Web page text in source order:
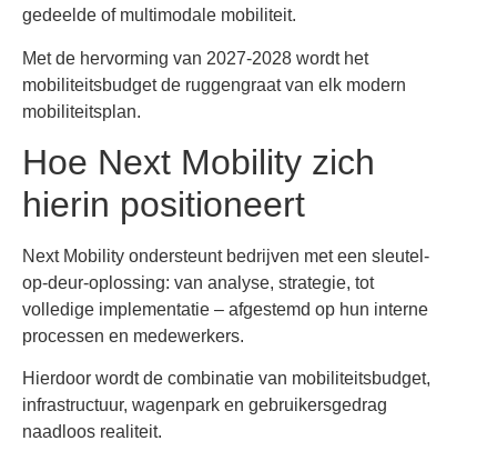
gedeelde of multimodale mobiliteit.
Met de hervorming van 2027-2028 wordt het
mobiliteitsbudget de ruggengraat van elk modern
mobiliteitsplan.
Hoe Next Mobility zich
hierin positioneert
Next Mobility ondersteunt bedrijven met een sleutel-
op-deur-oplossing: van analyse, strategie, tot
volledige implementatie – afgestemd op hun interne
processen en medewerkers.
Hierdoor wordt de combinatie van mobiliteitsbudget,
infrastructuur, wagenpark en gebruikersgedrag
naadloos realiteit.